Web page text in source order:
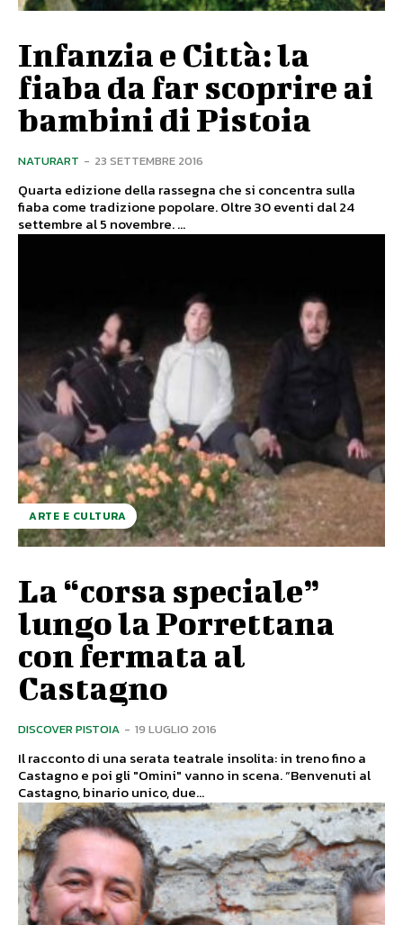
Infanzia e Città: la
fiaba da far scoprire ai
bambini di Pistoia
NATURART - 23 SETTEMBRE 2016
Quarta edizione della rassegna che si concentra sulla
fiaba come tradizione popolare. Oltre 30 eventi dal 24
settembre al 5 novembre. ...
ARTE E CULTURA
La “corsa speciale”
lungo la Porrettana
con fermata al
Castagno
DISCOVER PISTOIA - 19 LUGLIO 2016
Il racconto di una serata teatrale insolita: in treno fino a
Castagno e poi gli "Omini" vanno in scena. “Benvenuti al
Castagno, binario unico, due...